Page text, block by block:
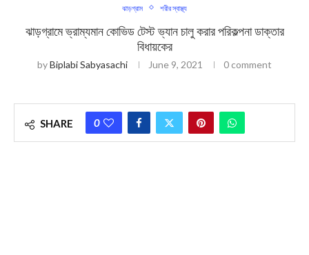
ঝাড়গ্রাম শরীর স্বাস্থ্য
ঝাড়গ্রামে ভ্রাম্যমান কোভিড টেস্ট ভ্যান চালু করার পরিকল্পনা ডাক্তার
বিধায়কের
byBiplabi Sabyasachi June 9, 2021 0 comment
SHARE 0